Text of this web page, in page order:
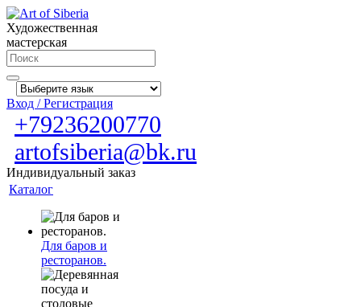
Художественная
мастерская
Вход / Регистрация
+79236200770
artofsiberia@bk.ru
Индивидуальный заказ
Каталог
Для баров и
ресторанов.